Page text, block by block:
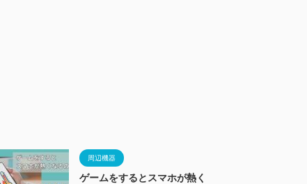
周辺機器
ゲームをするとスマホが熱く